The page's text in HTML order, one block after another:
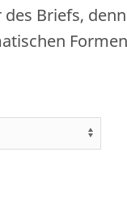
Briefs,